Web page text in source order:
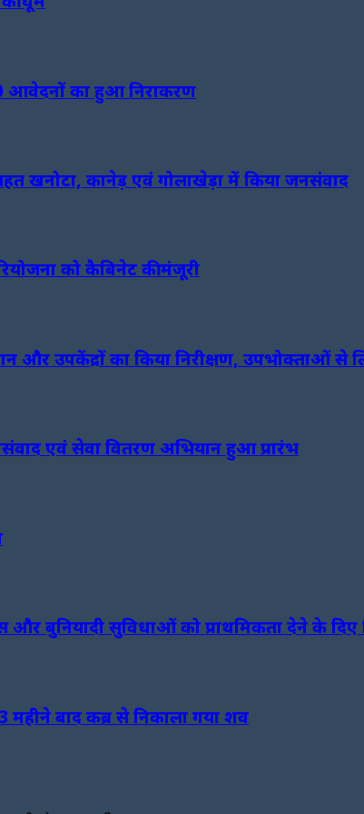
आवेदनों का हुआ निराकरण
खनोटा, कानेड़ एवं गोलाखेड़ा में किया जनसंवाद
को कैबिनेट की मंजूरी
और उपकेंद्रों का किया निरीक्षण, उपभोक्ताओं से
एवं सेवा वितरण अभियान हुआ प्रारंभ
बुनियादी सुविधाओं को प्राथमिकता देने के दिए
बाद कब्र से निकाला गया शव